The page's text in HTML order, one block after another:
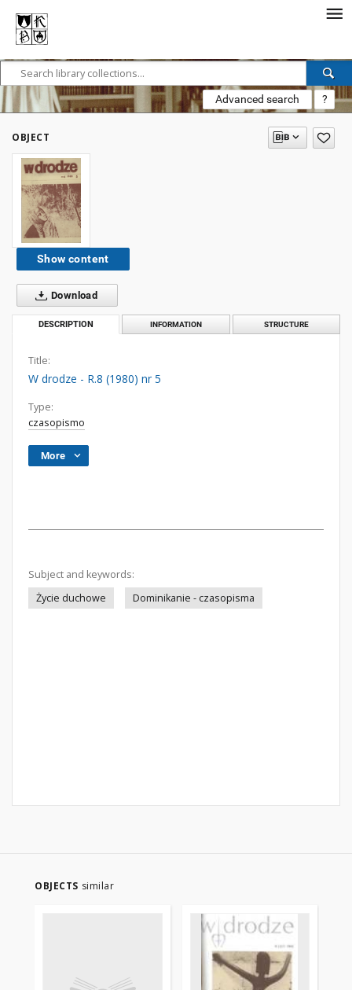
Advanced search ?
OBJECT
Show content
Download
DESCRIPTION INFORMATION STRUCTURE
Title:
W drodze - R.8 (1980) nr 5
Type:
czasopismo
More
Subject and keywords:
Życie duchowe
Dominikanie - czasopisma
OBJECTS similar